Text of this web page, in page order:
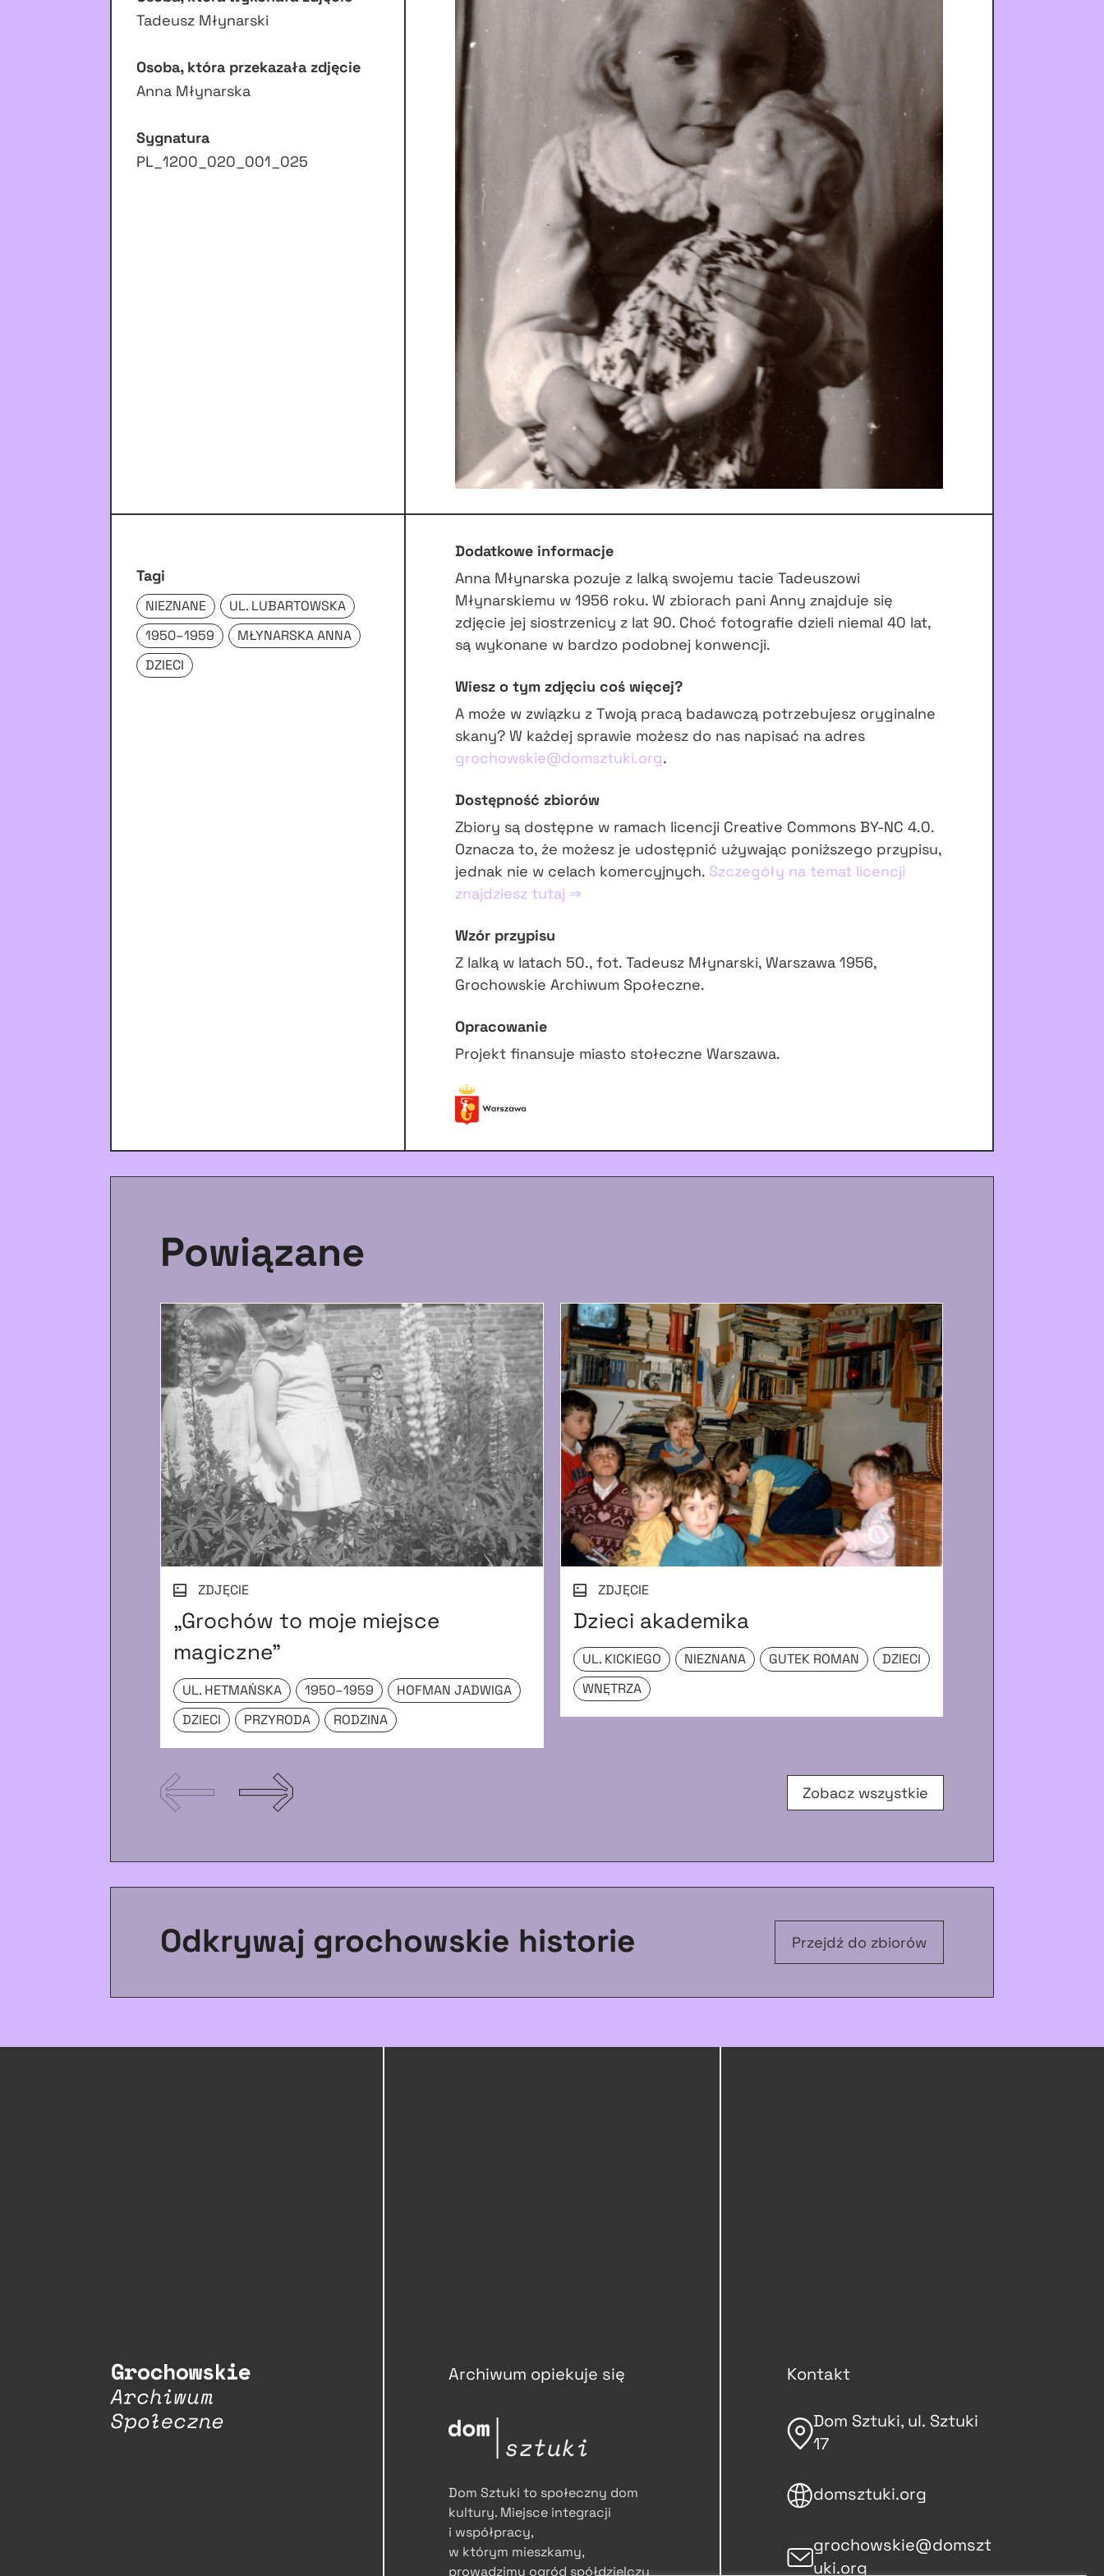
Tadeusz Młynarski
Osoba, która przekazała zdjęcie
Anna Młynarska
Sygnatura
PL_1200_020_001_025
Tagi
NIEZNANE
UL. LUBARTOWSKA
1950–1959
MŁYNARSKA ANNA
DZIECI
Dodatkowe informacje
Anna Młynarska pozuje z lalką swojemu tacie Tadeuszowi
Młynarskiemu w 1956 roku. W zbiorach pani Anny znajduje się
zdjęcie jej siostrzenicy z lat 90. Choć fotografie dzieli niemal 40 lat,
są wykonane w bardzo podobnej konwencji.
Wiesz o tym zdjęciu coś więcej?
A może w związku z Twoją pracą badawczą potrzebujesz oryginalne
skany? W każdej sprawie możesz do nas napisać na adres
grochowskie@domsztuki.org.
Dostępność zbiorów
Zbiory są dostępne w ramach licencji Creative Commons BY-NC 4.0.
Oznacza to, że możesz je udostępnić używając poniższego przypisu,
jednak nie w celach komercyjnych. Szczegóły na temat licencji
znajdziesz tutaj ⇒
Wzór przypisu
Z lalką w latach 50., fot. Tadeusz Młynarski, Warszawa 1956,
Grochowskie Archiwum Społeczne.
Opracowanie
Projekt finansuje miasto stołeczne Warszawa.
Powiązane
ZDJĘCIE
„Grochów to moje miejsce
magiczne”
UL. HETMAŃSKA 1950–1959
HOFMAN JADWIGA
DZIECI
PRZYRODA RODZINA
ZDJĘCIE
Dzieci akademika
UL. KICKIEGO NIEZNANA GUTEK ROMAN
DZIECI
WNĘTRZA
Zobacz wszystkie
Odkrywaj grochowskie historie Przejdź do zbiorów
Archiwum opiekuje się
Dom Sztuki to społeczny dom
kultury. Miejsce integracji
i współpracy,
w którym mieszkamy,
prowadzimy ogród spółdzielczy
Kontakt
Dom Sztuki, ul. Sztuki
17
domsztuki.org
grochowskie@domszt
uki.org